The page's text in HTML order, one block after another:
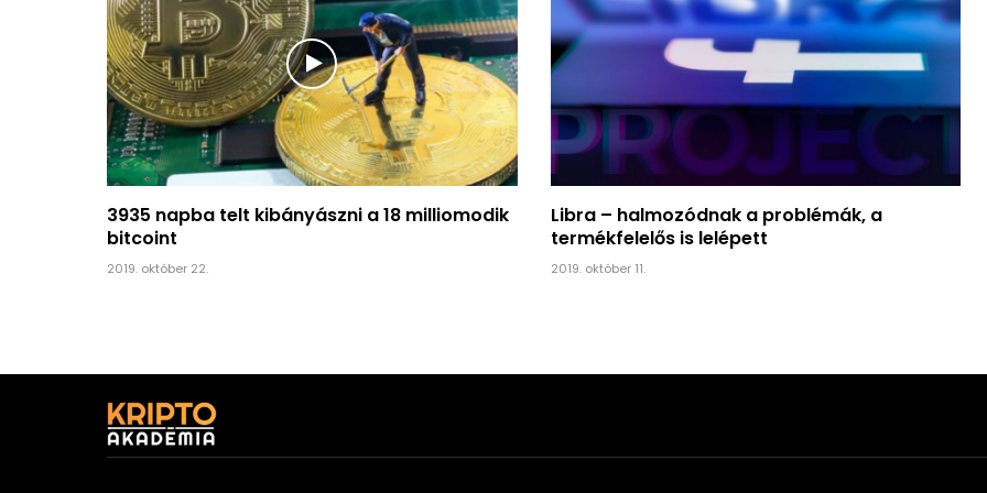
3935 napba telt kibányászni a 18 milliomodik
bitcoint
2019. október 22.
Libra – halmozódnak a problémák, a
termékfelelős is lelépett
2019. október 11.